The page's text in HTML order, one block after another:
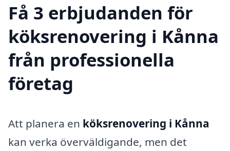
Få 3 erbjudanden för
köksrenovering i Kånna
från professionella
företag
Att planera en köksrenovering i Kånna
kan verka överväldigande, men det